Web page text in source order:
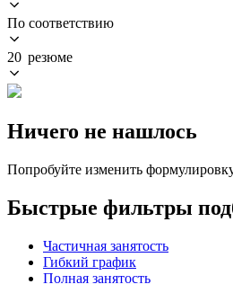
По соответствию
20 резюме
Ничего не нашлось
Попробуйте изменить
Быстрые фильтры
Частичная занятость
Гибкий график
Полная занятость